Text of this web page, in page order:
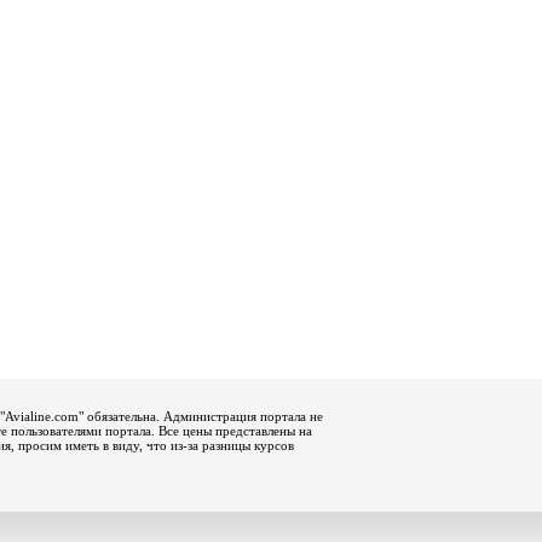
обязательна. Администрация портала не
пользователями портала. Все цены представлены на
просим иметь в виду, что из-за разницы курсов